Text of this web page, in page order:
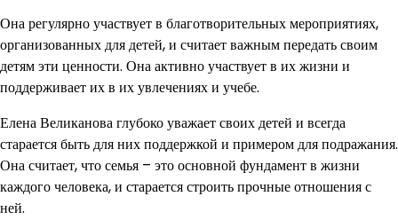
Она регулярно участвует в благотворительных мероприятиях,
организованных для детей, и считает важным передать своим
детям эти ценности. Она активно участвует в их жизни и
поддерживает их в их увлечениях и учебе.
Елена Великанова глубоко уважает своих детей и всегда
старается быть для них поддержкой и примером для подражания.
Она считает, что семья – это основной фундамент в жизни
каждого человека, и старается строить прочные отношения с
ней.